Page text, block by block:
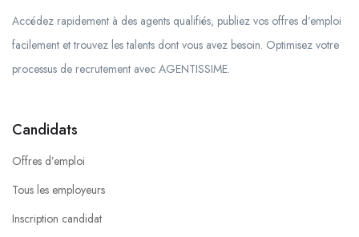
Accédez rapidement à des agents qualifiés, publiez vos offres d’emploi
facilement et trouvez les talents dont vous avez besoin. Optimisez votre
processus de recrutement avec AGENTISSIME.
Candidats
Offres d’emploi
Tous les employeurs
Inscription candidat